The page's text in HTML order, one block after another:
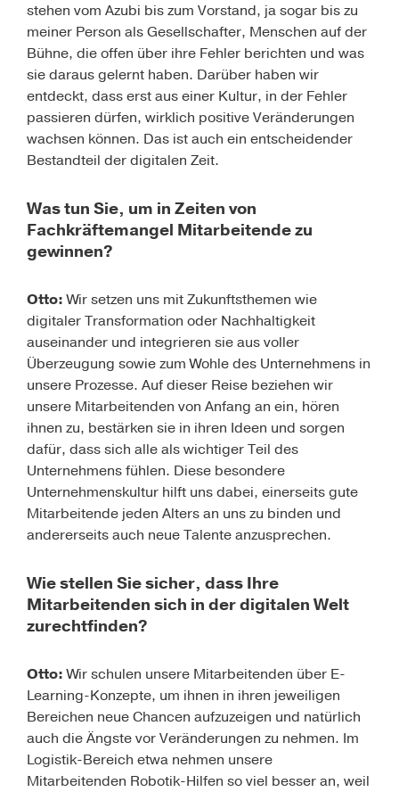
stehen vom Azubi bis zum Vorstand, ja sogar bis zu
meiner Person als Gesellschafter, Menschen auf der
Bühne, die offen über ihre Fehler berichten und was
sie daraus gelernt haben. Darüber haben wir
entdeckt, dass erst aus einer Kultur, in der Fehler
passieren dürfen, wirklich positive Veränderungen
wachsen können. Das ist auch ein entscheidender
Bestandteil der digitalen Zeit.
Was tun Sie, um in Zeiten von
Fachkräftemangel Mitarbeitende zu
gewinnen?
Otto:Wir setzen uns mitZukunftsthemen wie
digitaler Transformation oder Nachhaltigkeit
auseinander und integrieren sie aus voller
Überzeugung sowie zum Wohle des Unternehmens in
unsere Prozesse. Auf dieser Reise beziehen wir
unsere Mitarbeitenden von Anfang an ein, hören
ihnen zu, bestärken sie in ihren Ideen und sorgen
dafür, dass sich alle als wichtiger Teil des
Unternehmens fühlen. Diese besondere
Unternehmenskultur hilft uns dabei, einerseits gute
Mitarbeitende jeden Alters an uns zu binden und
andererseits auch neue Talente anzusprechen.
Wie stellen Sie sicher, dass Ihre
Mitarbeitenden sich in der digitalen Welt
zurechtfinden?
Otto:Wir schulen unsere Mitarbeitenden über E-
Learning-Konzepte, um ihnen in ihren jeweiligen
Bereichen neue Chancen aufzuzeigen und natürlich
auch die Ängste vor Veränderungen zu nehmen. Im
Logistik-Bereich etwa nehmen unsere
Mitarbeitenden Robotik-Hilfen so viel besser an, weil